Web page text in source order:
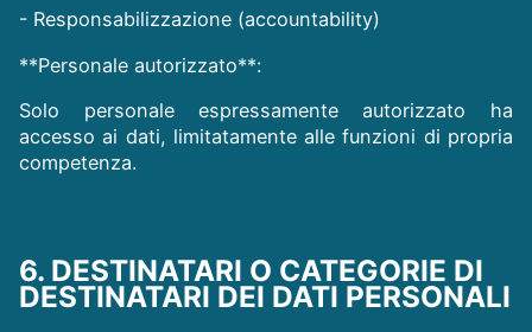
- Responsabilizzazione (accountability)
**Personale autorizzato**:
Solo personale espressamente autorizzato ha
accesso ai dati, limitatamente alle funzioni di propria
competenza.
6. DESTINATARI O CATEGORIE DI
DESTINATARI DEI DATI PERSONALI